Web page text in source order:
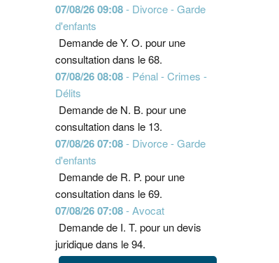
07/08/26 09:08- Divorce - Garde
d'enfants
Demande de Y. O. pour une
consultation dans le 68.
07/08/26 08:08- Pénal - Crimes -
Délits
Demande de N. B. pour une
consultation dans le 13.
07/08/26 07:08- Divorce - Garde
d'enfants
Demande de R. P. pour une
consultation dans le 69.
07/08/26 07:08- Avocat
Demande de I. T. pour un devis
juridique dans le 94.